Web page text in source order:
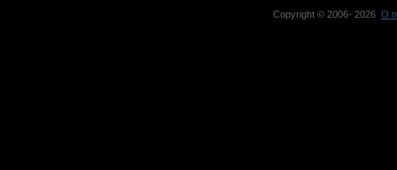
Copyright © 2006- 2026 О